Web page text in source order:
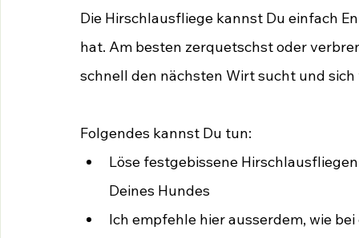
Die Hirschlausfliege kannst Du einfach
hat. Am besten zerquetschst oder
schnell den nächsten Wirt sucht und
Folgendes kannst Du tun:
Löse festgebissene
Deines Hundes
Ich empfehle hier ausserdem, wie